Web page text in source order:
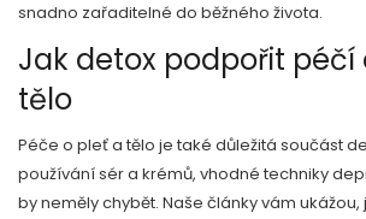
snadno zařaditelné do běžného života.
Jak detox podpořit péčí
tělo
Péče o pleť a tělo je také důležitá součást
používání sér a krémů, vhodné techniky
by neměly chybět. Naše články vám ukážou,